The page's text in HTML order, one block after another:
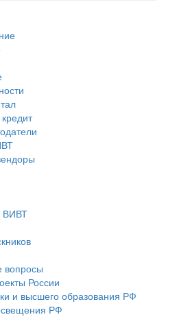
ВИВТ
вопросы
России
и высшего образования РФ
РФ